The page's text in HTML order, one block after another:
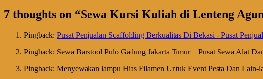
7 thoughts on “Sewa Kursi Kuliah di Lenteng
Pingback: Pusat Penjualan Scaffolding Berkualitas Di Bekasi - Pusat
Pingback: Sewa Barstool Pulo Gadung Jakarta Timur – Pusat Sewa Alat
Pingback: Menyewakan lampu Hias Filamen Untuk Event Pesta Dan Lain-